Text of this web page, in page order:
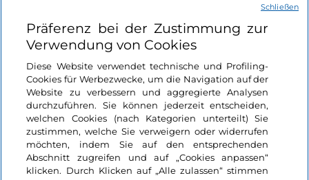
Nützliche Links
Login
Bleiben wir in Kontakt
Präferenz bei der Zustimmung zur
Verwendung von Cookies
Diese Website verwendet technische und Profiling-
Cookies für Werbezwecke, um die Navigation auf der
Website zu verbessern und aggregierte Analysen
durchzuführen. Sie können jederzeit entscheiden,
welchen Cookies (nach Kategorien unterteilt) Sie
zustimmen, welche Sie verweigern oder widerrufen
möchten, indem Sie auf den entsprechenden
Abschnitt zugreifen und auf „Cookies anpassen“
klicken. Durch Klicken auf „Alle zulassen“ stimmen
Schließen